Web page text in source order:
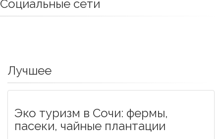
Социальные сети
Лучшее
Эко туризм в Сочи: фермы,
пасеки, чайные плантации